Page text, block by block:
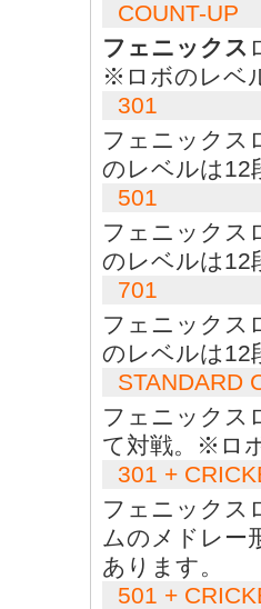
COUNT-UP
フェニックス
※ロボのレベ
301
フェニックス
のレベルは12
501
フェニックス
のレベルは12
701
フェニックス
のレベルは12
STANDARD
フェニックス
て対戦。※ロ
301 +
フェニックス
ムのメドレー
あります。
501 +